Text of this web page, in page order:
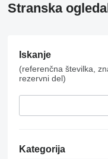
Stranska
Iskanje
(referenčna številka,
rezervni del)
Kategorija